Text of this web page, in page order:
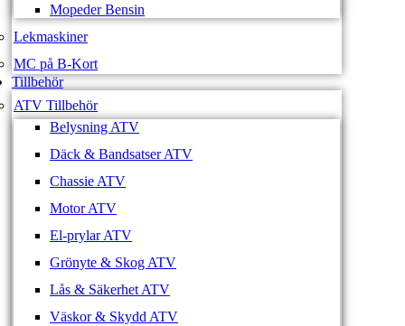
Mopeder Bensin
Lekmaskiner
MC på B-Kort
Tillbehör
ATV Tillbehör
Belysning ATV
Däck & Bandsatser ATV
Chassie ATV
Motor ATV
El-prylar ATV
Grönyte & Skog ATV
Lås & Säkerhet ATV
Väskor & Skydd ATV